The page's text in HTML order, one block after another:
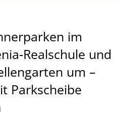
im
Realschule und
um –
Parkscheibe